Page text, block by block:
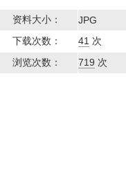
资料大小：
JPG
下载次数：
41 次
浏览次数：
719 次